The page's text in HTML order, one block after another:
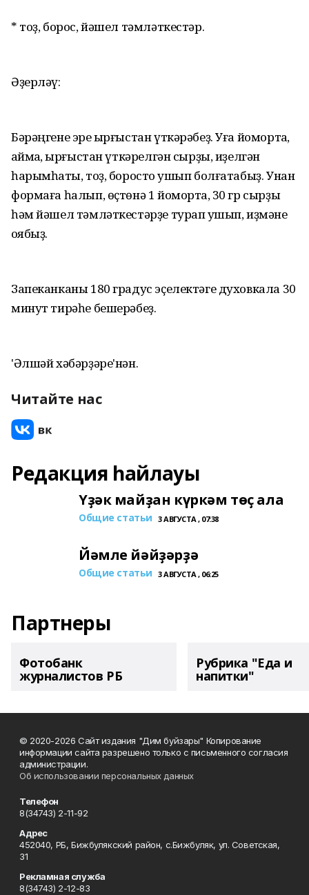
* тоҙ, борос, йәшел тәмләткестәр.
Әҙерләү:
Бәрәңгене эре ҡырғыстан үткәрәбеҙ. Уға йомортҡа,
ҡаймаҡ, ҡырғыстан үткәрелгән сырҙы, иҙелгән
һарымһаҡты, тоҙ, боросто ҡушып болғатабыҙ. Унан
формаға һалып, өҫтөнә 1 йомортҡа, 30 гр сырҙы
һәм йәшел тәмләткестәрҙе турап ҡушып, иҙмәне
ҡоябыҙ.
Запеканканы 180 градус эҫелектәге духовкала 30
минут тирәһе бешерәбеҙ.
'Әлшәй хәбәрҙәре'нән.
Читайте нас
Редакция һайлауы
Үҙәк майҙан күркәм төҫ ала
Общие статьи 3 АВГУСТА , 07:38
Йәмле йәйҙәрҙә
Общие статьи 3 АВГУСТА , 06:25
Партнеры
Фотобанк
журналистов РБ
Рубрика "Еда и
напитки"
© 2020-2026 Сайт издания "Дим буйзары" Копирование
информации сайта разрешено только с письменного согласия
администрации.
Об использовании персональных данных
Телефон
8(34743) 2-11-92
Адрес
452040, РБ, Бижбулякский район, с.Бижбуляк, ул. Советская,
31
Рекламная служба
8(34743) 2-12-83